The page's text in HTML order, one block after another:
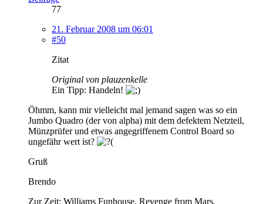
77
21. Februar 2008 um 06:01
#50
Zitat
Original von plauzenkelle
Ein Tipp: Handeln!
Öhmm, kann mir vielleicht mal jemand sagen was so ein
Jumbo Quadro (der von alpha) mit dem defektem Netzteil,
Münzprüfer und etwas angegriffenem Control Board so
ungefähr wert ist?
Gruß
Brendo
Zur Zeit: Williams Funhouse, Revenge from Mars,